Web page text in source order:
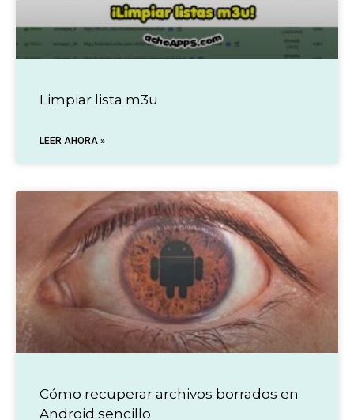
Limpiar lista m3u
LEER AHORA »
Cómo recuperar archivos borrados en
Android sencillo